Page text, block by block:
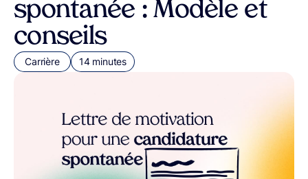
spontanée : Modèle et
conseils
Carrière 14 minutes